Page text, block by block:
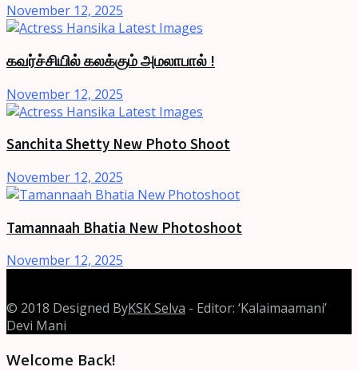
November 12, 2025
கவர்ச்சியில் கலக்கும் அமலாபால் !
November 12, 2025
Sanchita Shetty New Photo Shoot
November 12, 2025
Tamannaah Bhatia New Photoshoot
November 12, 2025
© 2018 Designed ByKSK Selva - Editor: ‘Kalaimaamani’
Devi Mani
Welcome Back!